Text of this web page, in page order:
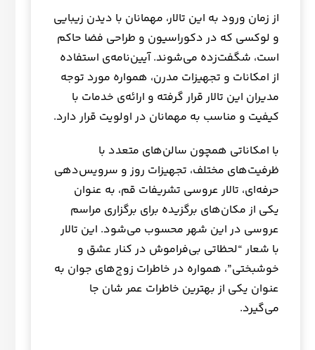
از زمان ورود به این تالار، مهمانان با دیدن زیبایی
و لوکسی که در دکوراسیون و طراحی فضا حاکم
است، شگفت‌زده می‌شوند. آیین‌نامه‌ی استفاده
از امکانات و تجهیزات مدرن، همواره مورد توجه
مدیران این تالار قرار گرفته و ارائه‌ی خدمات با
کیفیت و مناسب به مهمانان در اولویت قرار دارد.
با امکاناتی همچون سالن‌های متعدد با
ظرفیت‌های مختلف، تجهیزات روز و سرویس‌دهی
حرفه‌ای، تالار عروسی تشریفات قم، به عنوان
یکی از مکان‌های برگزیده برای برگزاری مراسم
عروسی در این شهر محسوب می‌شود. این تالار
با شعار “لحظاتی بی‌فراموش در کنار عشق و
خوشبختی”، همواره در خاطرات زوج‌های جوان به
عنوان یکی از بهترین خاطرات عمر شان جا
می‌گیرد.